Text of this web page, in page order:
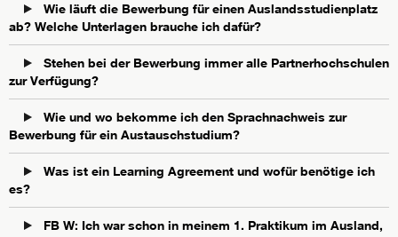
Wie läuft die Bewerbung für einen Auslandsstudienplatz
ab? Welche Unterlagen brauche ich dafür?
Stehen bei der Bewerbung immer alle Partnerhochschulen
zur Verfügung?
Wie und wo bekomme ich den Sprachnachweis zur
Bewerbung für ein Austauschstudium?
Was ist ein Learning Agreement und wofür benötige ich
es?
FB W: Ich war schon in meinem 1. Praktikum im Ausland,